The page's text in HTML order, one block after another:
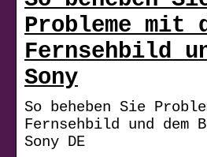
Probleme mit
Fernsehbild
Sony
So beheben Sie
Fernsehbild und dem
Sony DE